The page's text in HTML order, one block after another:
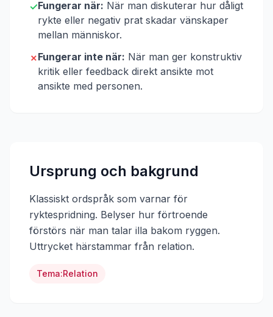
✓Fungerar när: När man diskuterar hur dåligt
rykte eller negativ prat skadar vänskaper
mellan människor.
✗Fungerar inte när: När man ger konstruktiv
kritik eller feedback direkt ansikte mot
ansikte med personen.
Ursprung och bakgrund
Klassiskt ordspråk som varnar för
ryktespridning. Belyser hur förtroende
förstörs när man talar illa bakom ryggen.
Uttrycket härstammar från relation.
Tema:Relation